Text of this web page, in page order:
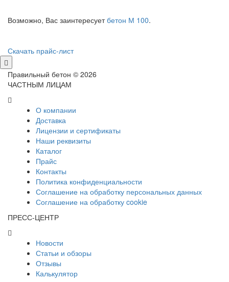
Возможно, Вас заинтересуетбетон М 100.
Скачать прайс-лист
Правильный бетон © 2026
ЧАСТНЫМ ЛИЦАМ
О компании
Доставка
Лицензии и сертификаты
Наши реквизиты
Каталог
Прайс
Контакты
Политика конфиденциальности
Соглашение на обработку персональных данных
Соглашение на обработку cookie
ПРЕСС-ЦЕНТР
Новости
Статьи и обзоры
Отзывы
Калькулятор